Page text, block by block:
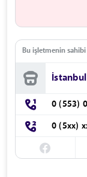
Bu
0 (553)
0 (5xx)